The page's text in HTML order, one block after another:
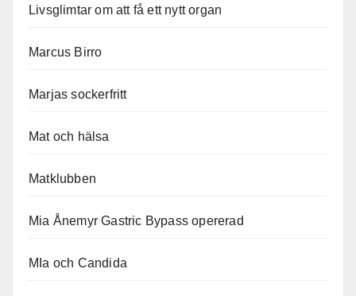
Livsglimtar om att få ett nytt organ
Marcus Birro
Marjas sockerfritt
Mat och hälsa
Matklubben
Mia Ånemyr Gastric Bypass opererad
MIa och Candida